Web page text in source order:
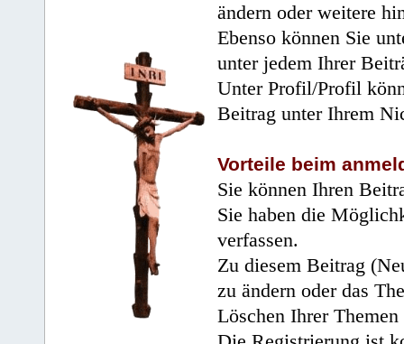
ändern oder weitere
Ebenso können Sie
unter jedem Ihrer
Unter Profil/Profil
Beitrag unter Ihrem
Vorteile beim
Sie können Ihren
Sie haben die
verfassen.
Zu diesem Beitrag
zu ändern oder das
Löschen Ihrer